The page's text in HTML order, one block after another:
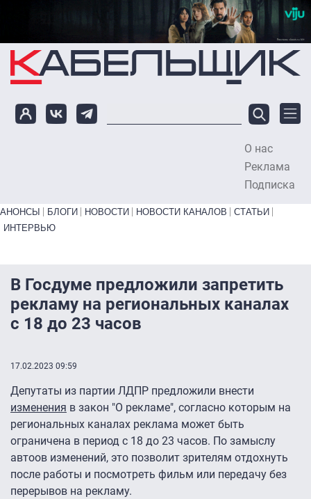
Перейти к основному содержанию
О нас
Реклама
Подписка
Primary links bottom
АНОНСЫ БЛОГИ НОВОСТИ НОВОСТИ КАНАЛОВ
СТАТЬИ
ИНТЕРВЬЮ
В Госдуме предложили запретить
рекламу на региональных каналах
с 18 до 23 часов
17.02.2023 09:59
Депутаты из партии ЛДПР предложили внести
изменения в закон "О рекламе", согласно которым на
региональных каналах реклама может быть
ограничена в период с 18 до 23 часов. По замыслу
автоов изменений, это позволит зрителям отдохнуть
после работы и посмотреть фильм или передачу без
перерывов на рекламу.